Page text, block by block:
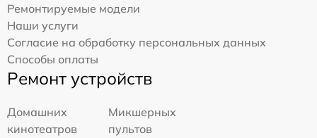
Ремонтируемые модели
Наши услуги
Согласие на обработку персональных данных
Способы оплаты
Ремонт устройств
Домашних
кинотеатров
Микшерных
пультов